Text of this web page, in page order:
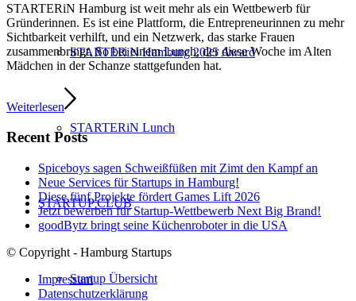
STARTERiN Hamburg 2025 Award
STARTERiN Lunch
STARTUP CLUB
Startup Übersicht
STARTERiN Hamburg ist weit mehr als ein Wettbewerb für
Gründerinnen. Es ist eine Plattform, die Entrepreneurinnen zu mehr
Sichtbarkeit verhilft, und ein Netzwerk, das starke Frauen
zusammenbringt. So bei einem Lunch, der diese Woche im Alten
Mädchen in der Schanze stattgefunden hat.
Weiterlesen
Recent Posts
Spiceboys sagen Schweißfüßen mit Zimt den Kampf an
Neue Services für Startups in Hamburg!
Diese fünf Projekte fördert Games Lift 2026
Jetzt bewerben für Startup-Wettbewerb Next Big Brand!
goodBytz bringt seine Küchenroboter in die USA
© Copyright - Hamburg Startups
Impressum
Datenschutzerklärung